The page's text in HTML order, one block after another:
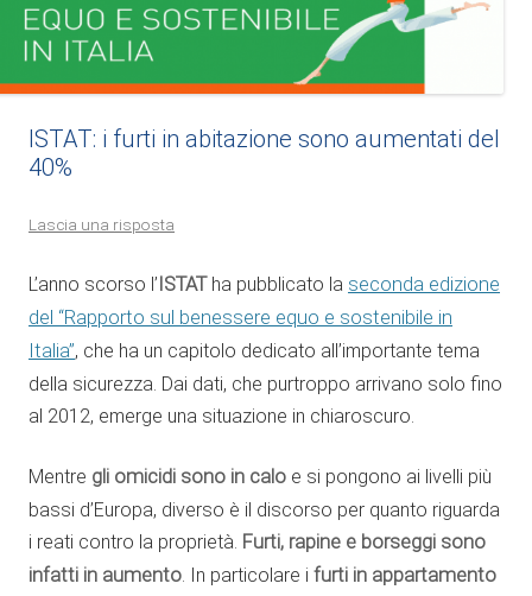
ISTAT: i furti in abitazione sono aumentati del
40%
Lascia una risposta
L’anno scorso l’ ISTATha pubblicato la seconda edizione
del “Rapporto sul benessere equo e sostenibile in
Italia”, che ha un capitolo dedicato all’importante tema
della sicurezza. Dai dati, che purtroppo arrivano solo fino
al 2012, emerge una situazione in chiaroscuro.
Mentre gli omicidi sono in calo e si pongono ai livelli più
bassi d’Europa, diverso è il discorso per quanto riguarda
i reati contro la proprietà. Furti, rapine e borseggi sono
infatti in aumento. In particolare i furti in appartamento